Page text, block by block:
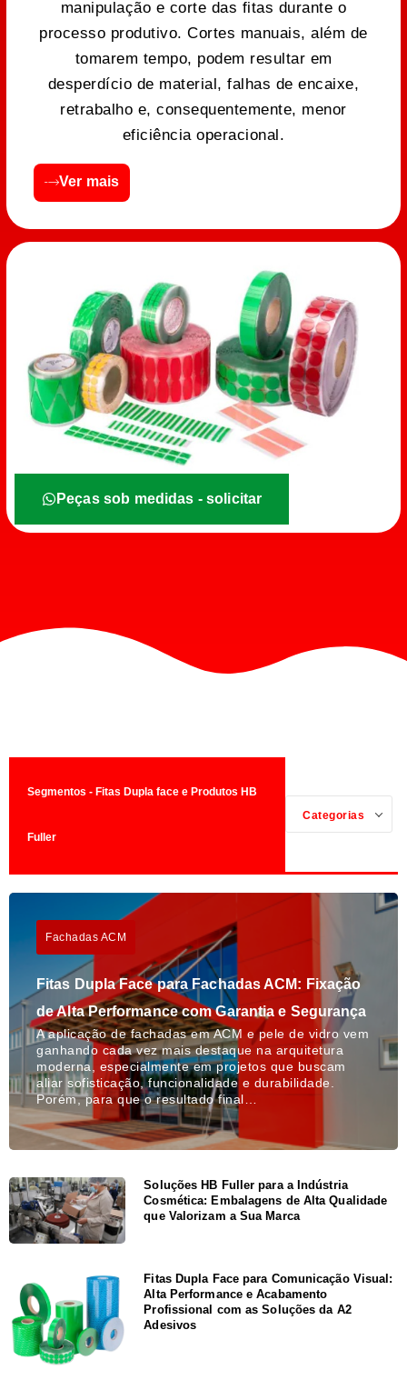
manipulação e corte das fitas durante o
processo produtivo. Cortes manuais, além de
tomarem tempo, podem resultar em
desperdício de material, falhas de encaixe,
retrabalho e, consequentemente, menor
eficiência operacional.
Ver mais
Peças sob medidas - solicitar
Segmentos - Fitas Dupla face e Produtos HB
Fuller
Categorias
Fachadas ACM
Fitas Dupla Face para Fachadas ACM: Fixação
de Alta Performance com Garantia e Segurança
A aplicação de fachadas em ACM e pele de vidro vem
ganhando cada vez mais destaque na arquitetura
moderna, especialmente em projetos que buscam
aliar sofisticação, funcionalidade e durabilidade.
Porém, para que o resultado final…
Soluções HB Fuller para a Indústria
Cosmética: Embalagens de Alta Qualidade
que Valorizam a Sua Marca
Fitas Dupla Face para Comunicação Visual:
Alta Performance e Acabamento
Profissional com as Soluções da A2
Adesivos